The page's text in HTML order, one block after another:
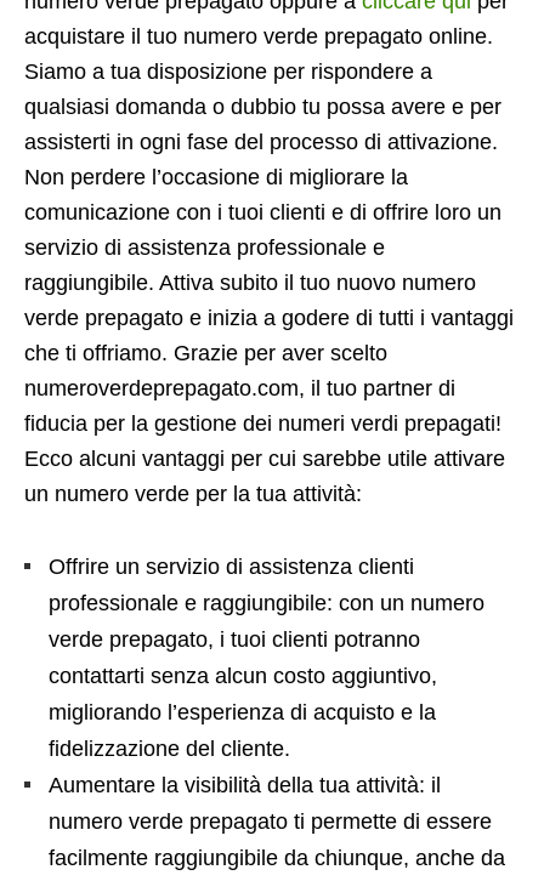
acquistare il tuo numero verde prepagato online.
Siamo a tua disposizione per rispondere a
qualsiasi domanda o dubbio tu possa avere e per
assisterti in ogni fase del processo di attivazione.
Non perdere l’occasione di migliorare la
comunicazione con i tuoi clienti e di offrire loro un
servizio di assistenza professionale e
raggiungibile. Attiva subito il tuo nuovo numero
verde prepagato e inizia a godere di tutti i vantaggi
che ti offriamo. Grazie per aver scelto
numeroverdeprepagato.com, il tuo partner di
fiducia per la gestione dei numeri verdi prepagati!
Ecco alcuni vantaggi per cui sarebbe utile attivare
un numero verde per la tua attività:
Offrire un servizio di assistenza clienti
professionale e raggiungibile: con un numero
verde prepagato, i tuoi clienti potranno
contattarti senza alcun costo aggiuntivo,
migliorando l’esperienza di acquisto e la
fidelizzazione del cliente.
Aumentare la visibilità della tua attività: il
numero verde prepagato ti permette di essere
facilmente raggiungibile da chiunque, anche da